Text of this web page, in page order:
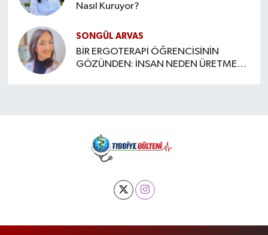
Nasıl Kuruyor?
SONGÜL ARVAS
BİR ERGOTERAPİ ÖĞRENCİSİNİN
GÖZÜNDEN: İNSAN NEDEN ÜRETMEYE